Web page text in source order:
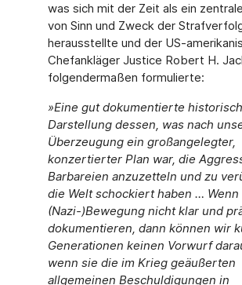
was sich mit der Zeit als ein
von Sinn und Zweck der
herausstellte und der US-
Chefankläger Justice Robert H.
folgendermaßen formulierte:
»Eine gut dokumentierte
Darstellung dessen, was nach
Überzeugung ein großangelegter,
konzertierter Plan war, die
Barbareien anzuzetteln und zu
die Welt schockiert haben …
(Nazi-)Bewegung nicht klar und
dokumentieren, dann können wir
Generationen keinen Vorwurf
wenn sie die im Krieg geäußerten
allgemeinen Beschuldigungen in